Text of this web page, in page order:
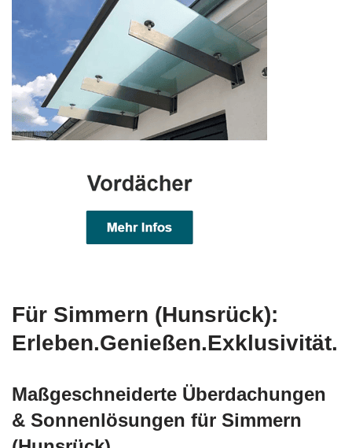
Für Simmern (Hunsrück):
Erleben.Genießen.Exklusivität.
Maßgeschneiderte Überdachungen
& Sonnenlösungen für Simmern